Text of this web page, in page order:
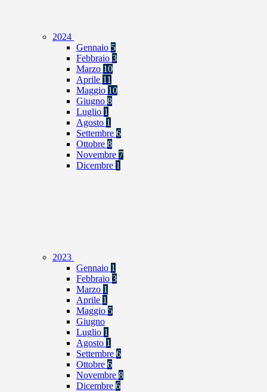
2024
Gennaio 5
Febbraio 3
Marzo 10
Aprile 11
Maggio 10
Giugno 8
Luglio 1
Agosto 1
Settembre 6
Ottobre 8
Novembre 7
Dicembre 1
2023
Gennaio 1
Febbraio 3
Marzo 1
Aprile 1
Maggio 5
Giugno
Luglio 1
Agosto 1
Settembre 6
Ottobre 6
Novembre 8
Dicembre 6